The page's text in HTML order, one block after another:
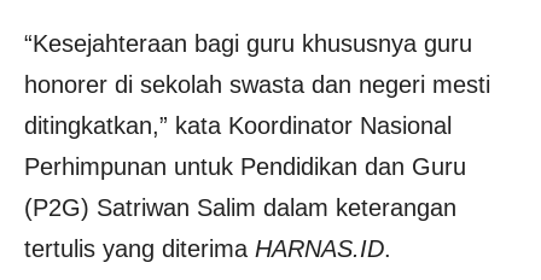
“Kesejahteraan bagi guru khususnya guru
honorer di sekolah swasta dan negeri mesti
ditingkatkan,” kata Koordinator Nasional
Perhimpunan untuk Pendidikan dan Guru
(P2G) Satriwan Salim dalam keterangan
tertulis yang diterima HARNAS.ID.